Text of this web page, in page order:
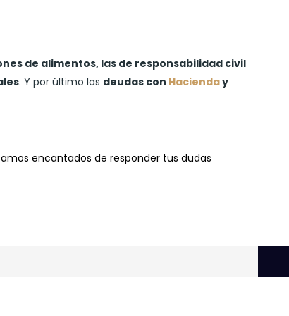
de alimentos, las de responsabilidad civil
. Y por último las deudas con Hacienday
encantados de responder tus dudas